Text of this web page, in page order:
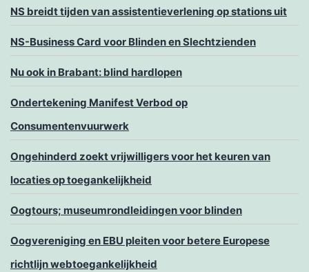
NS breidt tijden van assistentieverlening op stations uit
NS-Business Card voor Blinden en Slechtzienden
Nu ook in Brabant: blind hardlopen
Ondertekening Manifest Verbod op
Consumentenvuurwerk
Ongehinderd zoekt vrijwilligers voor het keuren van
locaties op toegankelijkheid
Oogtours; museumrondleidingen voor blinden
Oogvereniging en EBU pleiten voor betere Europese
richtlijn webtoegankelijkheid